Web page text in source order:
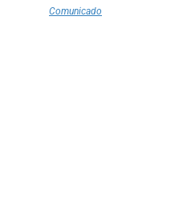
Comunicado